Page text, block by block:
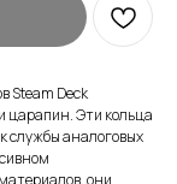
Steam Deck
царапин. Эти кольца
службы аналоговых